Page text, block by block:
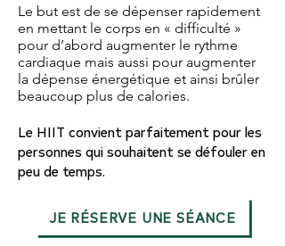
Le but est de se dépenser rapidement
en mettant le corps en « difficulté »
pour d’abord augmenter le rythme
cardiaque mais aussi pour augmenter
la dépense énergétique et ainsi brûler
beaucoup plus de calories.
Le HIIT convient parfaitement pour les
personnes qui souhaitent se défouler en
peu de temps.
JE RÉSERVE UNE SÉANCE